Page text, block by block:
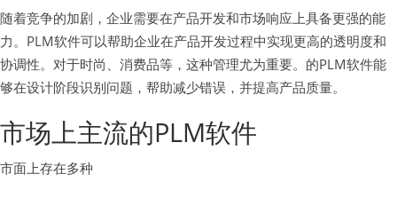
随着竞争的加剧，企业需要在产品开发和市场响应上具备更强的能
力。PLM软件可以帮助企业在产品开发过程中实现更高的透明度和
协调性。对于时尚、消费品等，这种管理尤为重要。的PLM软件能
够在设计阶段识别问题，帮助减少错误，并提高产品质量。
市场上主流的PLM软件
市面上存在多种